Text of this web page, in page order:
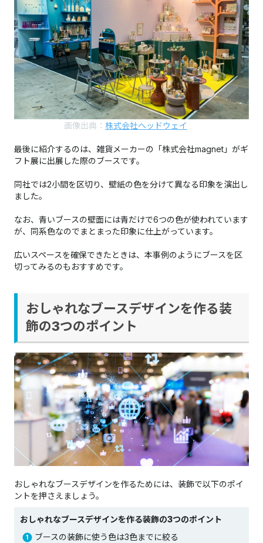
画像出典： 株式会社ヘッドウェイ
最後に紹介するのは、雑貨メーカーの「株式会社magnet」がギ
フト展に出展した際のブースです。
同社では2小間を区切り、壁紙の色を分けて異なる印象を演出し
ました。
なお、青いブースの壁面には青だけで6つの色が使われています
が、同系色なのでまとまった印象に仕上がっています。
広いスペースを確保できたときは、本事例のようにブースを区
切ってみるのもおすすめです。
おしゃれなブースデザインを作る装
飾の3つのポイント
おしゃれなブースデザインを作るためには、装飾で以下のポイ
ントを押さえましょう。
おしゃれなブースデザインを作る装飾の3つのポイント
ブースの装飾に使う色は3色までに絞る